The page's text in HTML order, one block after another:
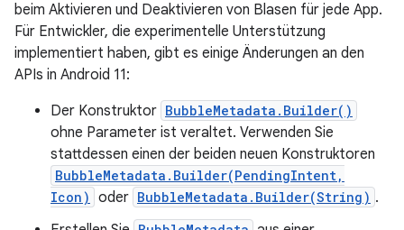
beim Aktivieren und Deaktivieren von Blasen für jede App.
Für Entwickler, die experimentelle Unterstützung
implementiert haben, gibt es einige Änderungen an den
APIs in Android 11:
Der Konstruktor BubbleMetadata.Builder()
ohne Parameter ist veraltet. Verwenden Sie
stattdessen einen der beiden neuen Konstruktoren
BubbleMetadata.Builder(PendingIntent,
Icon) oder BubbleMetadata.Builder(String) .